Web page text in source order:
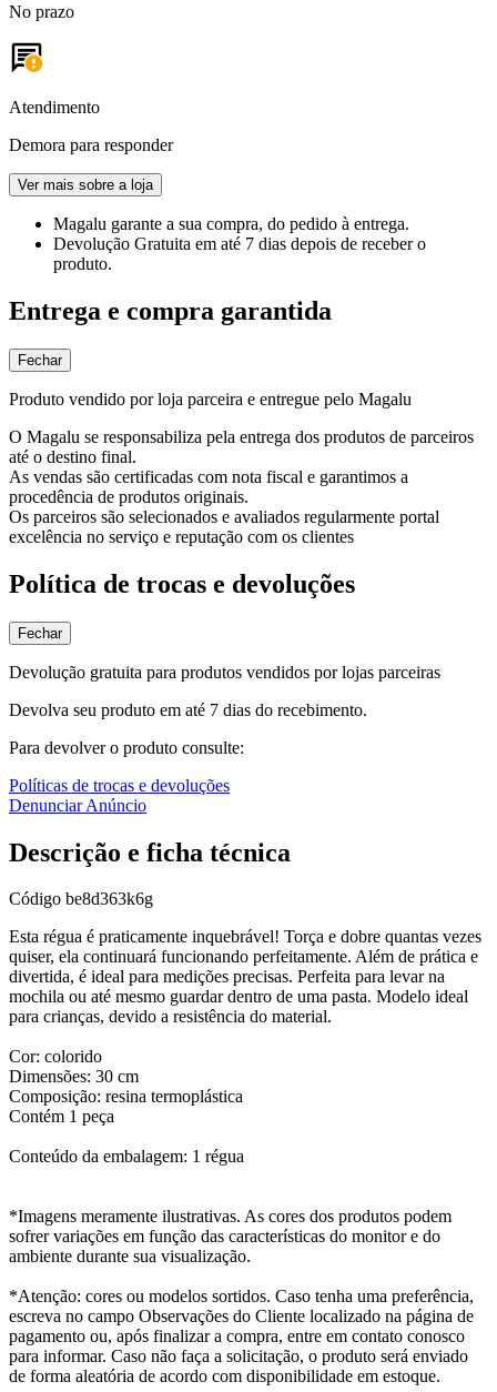
No prazo
Atendimento
Demora para responder
Ver mais sobre a loja
Magalu garante a sua compra, do pedido à entrega.
Devolução Gratuita em até 7 dias depois de receber o
produto.
Entrega e compra garantida
Fechar
Produto vendido por loja parceira e entregue pelo Magalu
O Magalu se responsabiliza pela entrega dos produtos de parceiros
até o destino final.
As vendas são certificadas com nota fiscal e garantimos a
procedência de produtos originais.
Os parceiros são selecionados e avaliados regularmente portal
excelência no serviço e reputação com os clientes
Política de trocas e devoluções
Fechar
Devolução gratuita para produtos vendidos por lojas parceiras
Devolva seu produto em até 7 dias do recebimento.
Para devolver o produto consulte:
Políticas de trocas e devoluções
Denunciar Anúncio
Descrição e ficha técnica
Código be8d363k6g
Esta régua é praticamente inquebrável! Torça e dobre quantas vezes
quiser, ela continuará funcionando perfeitamente. Além de prática e
divertida, é ideal para medições precisas. Perfeita para levar na
mochila ou até mesmo guardar dentro de uma pasta. Modelo ideal
para crianças, devido a resistência do material.
Cor: colorido
Dimensões: 30 cm
Composição: resina termoplástica
Contém 1 peça
Conteúdo da embalagem: 1 régua
*Imagens meramente ilustrativas. As cores dos produtos podem
sofrer variações em função das características do monitor e do
ambiente durante sua visualização.
*Atenção: cores ou modelos sortidos. Caso tenha uma preferência,
escreva no campo Observações do Cliente localizado na página de
pagamento ou, após finalizar a compra, entre em contato conosco
para informar. Caso não faça a solicitação, o produto será enviado
de forma aleatória de acordo com disponibilidade em estoque.